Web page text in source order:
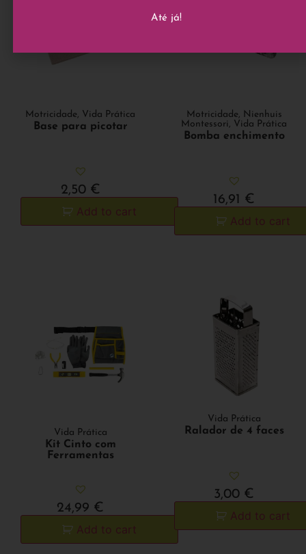
Motricidade, Vida Prática
Base para picotar
2,50 €
Add to cart
Motricidade, Nienhuis
Montessori , Vida Prática
Bomba enchimento
16,91 €
Add to cart
Vida Prática
Kit Cinto com
Ferramentas
24,99 €
Add to cart
Vida Prática
Ralador de 4 faces
3,00 €
Add to cart
Até já!